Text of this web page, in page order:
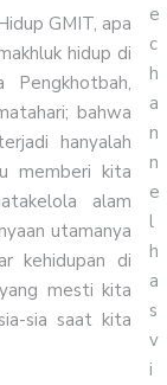
GMIT, apa
hidup di
bahwa
hanyalah
memberi kita
alam
utamanya
kehidupan di
mesti kita
sia saat kita
e
c
h
a
n
n
e
l
h
a
s
v
i